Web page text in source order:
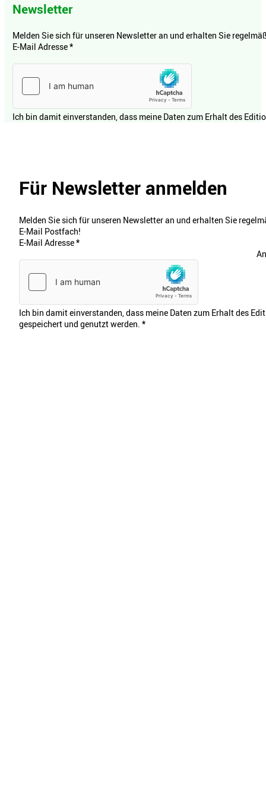
Newsletter
Melden Sie sich für unseren Newsletter an und erhalten Sie
E-Mail Adresse*
Ich bin damit einverstanden, dass meine Daten zum Erhalt des
Für Newsletter anmelden
Melden Sie sich für unseren Newsletter an und erhalten Sie
E-Mail Postfach!
E-Mail Adresse*
Ich bin damit einverstanden, dass meine Daten zum Erhalt des
gespeichert und genutzt werden. *